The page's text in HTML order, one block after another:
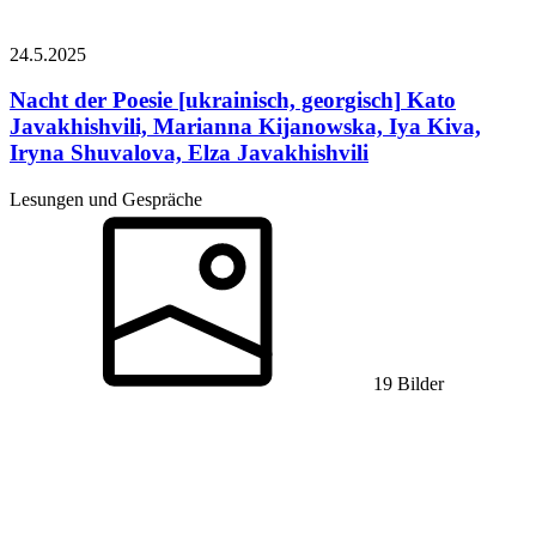
24.5.2025
Nacht der Poesie [ukrainisch, georgisch] Kato
Javakhishvili, Marianna Kijanowska, Iya Kiva,
Iryna Shuvalova, Elza Javakhishvili
Lesungen und Gespräche
19 Bilder